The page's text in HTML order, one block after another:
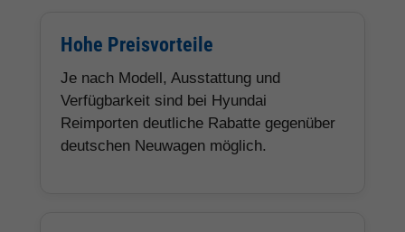
Hohe Preisvorteile
Je nach Modell, Ausstattung und
Verfügbarkeit sind bei Hyundai
Reimporten deutliche Rabatte gegenüber
deutschen Neuwagen möglich.